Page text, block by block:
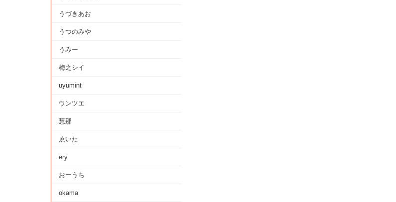
うづきあお
うつのみや
うみー
梅之シイ
uyumint
ウンツエ
慧那
ゑいた
ery
おーうち
okama